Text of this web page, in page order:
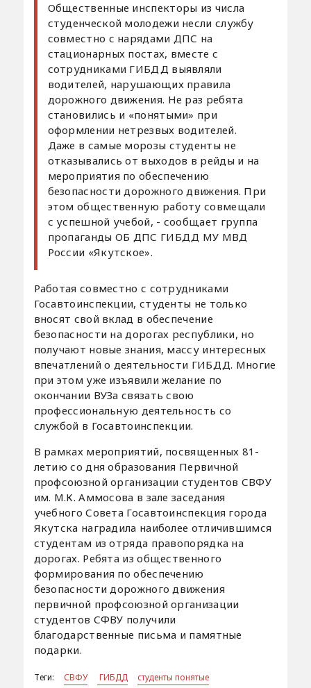
Общественные инспекторы из числа
студенческой молодежи несли службу
совместно с нарядами ДПС на
стационарных постах, вместе с
сотрудниками ГИБДД выявляли
водителей, нарушающих правила
дорожного движения. Не раз ребята
становились и «понятыми» при
оформлении нетрезвых водителей.
Даже в самые морозы студенты не
отказывались от выходов в рейды и на
мероприятия по обеспечению
безопасности дорожного движения. При
этом общественную работу совмещали
с успешной учебой, - сообщает группа
пропаганды ОБ ДПС ГИБДД МУ МВД
России «Якутское».
Работая совместно с сотрудниками
Госавтоинспекции, студенты не только
вносят свой вклад в обеспечение
безопасности на дорогах республики, но
получают новые знания, массу интересных
впечатлений о деятельности ГИБДД. Многие
при этом уже изъявили желание по
окончании ВУЗа связать свою
профессиональную деятельность со
службой в Госавтоинспекции.
В рамках мероприятий, посвященных 81-
летию со дня образования Первичной
профсоюзной организации студентов СВФУ
им. М.К. Аммосова в зале заседания
учебного Совета Госавтоинспекция города
Якутска наградила наиболее отличившимся
студентам из отряда правопорядка на
дорогах. Ребята из общественного
формирования по обеспечению
безопасности дорожного движения
первичной профсоюзной организации
студентов СФВУ получили
благодарственные письма и памятные
подарки.
Теги: СВФУ ГИБДД студенты понятые